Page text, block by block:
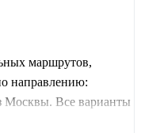
маршрутов,
направлению:
Москвы. Все варианты